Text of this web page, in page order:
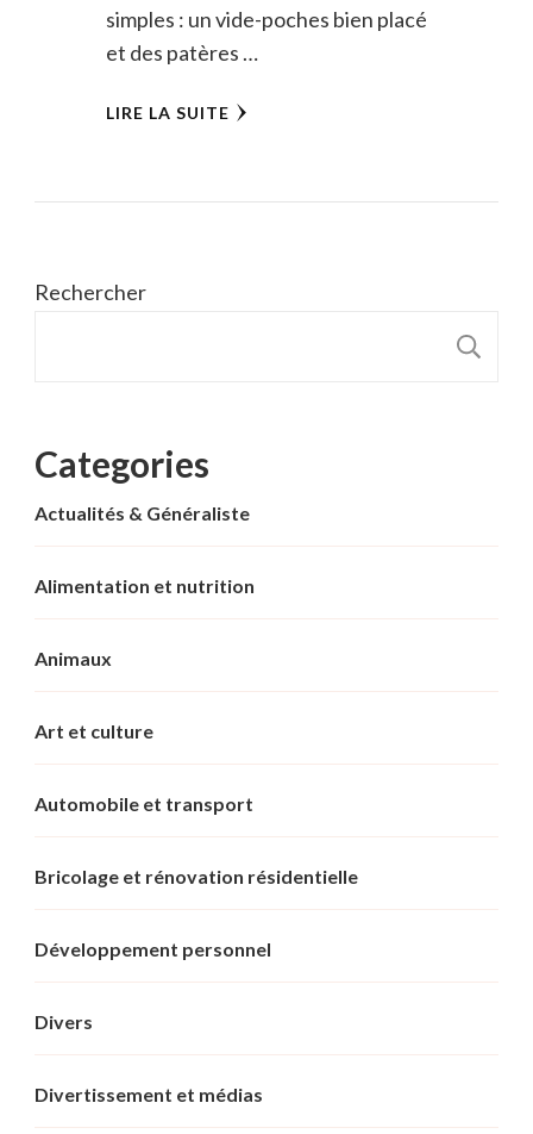
simples : un vide-poches bien placé
et des patères …
LIRE LA SUITE
Rechercher
Categories
Actualités & Généraliste
Alimentation et nutrition
Animaux
Art et culture
Automobile et transport
Bricolage et rénovation résidentielle
Développement personnel
Divers
Divertissement et médias